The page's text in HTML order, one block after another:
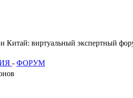
Китай: виртуальный экспертный
- ФОРУМ